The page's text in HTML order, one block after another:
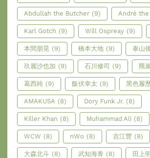
Abdullah the Butcher (9) André the
Karl Gotch (9) Will Ospreay (9)
本間朋晃 (9) 橋本大地 (9) 泰山
玖麗沙也加 (9) 石川修司 (9) 羆嵐
葛西純 (9) 飯伏幸太 (9) 黑色履
AMAKUSA (8) Dory Funk Jr. (8)
Killer Khan (8) Muhammad Ali (8)
WCW (8) nWo (8) 吉江豐 (8)
大森北斗 (8) 武知海青 (8) 田上